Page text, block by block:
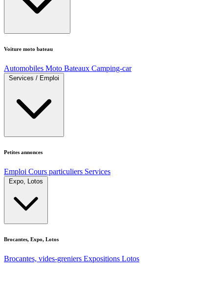
Voiture moto bateau
Automobiles Moto Bateaux Camping-car
Services / Emploi
Petites annonces
Emploi Cours particuliers Services
Expo, Lotos
Brocantes, Expo, Lotos
Brocantes, vides-greniers Expositions Lotos